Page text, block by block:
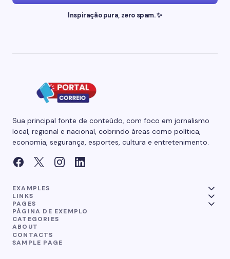
Inspiração pura, zero spam. ✨
Sua principal fonte de conteúdo, com foco em jornalismo
local, regional e nacional, cobrindo áreas como política,
economia, segurança, esportes, cultura e entretenimento.
EXAMPLES
LINKS
PAGES
PÁGINA DE EXEMPLO
CATEGORIES
ABOUT
CONTACTS
SAMPLE PAGE